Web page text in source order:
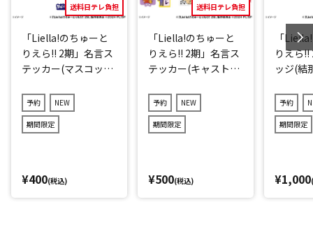
送料日テレ負担
「Liella!のちゅーと
りえら!! 2期」名言ス
テッカー(マスコット
(ランダム12種)
予約 NEW
期間限定
¥400(税込)
送料日テレ負担
「Liella!のちゅーと
りえら!! 2期」名言ス
テッカー(キャストve
ム11種)
予約 NEW
期間限定
¥500(税込)
「
りえら
ッジ(結
予約
期間限定
¥1,000